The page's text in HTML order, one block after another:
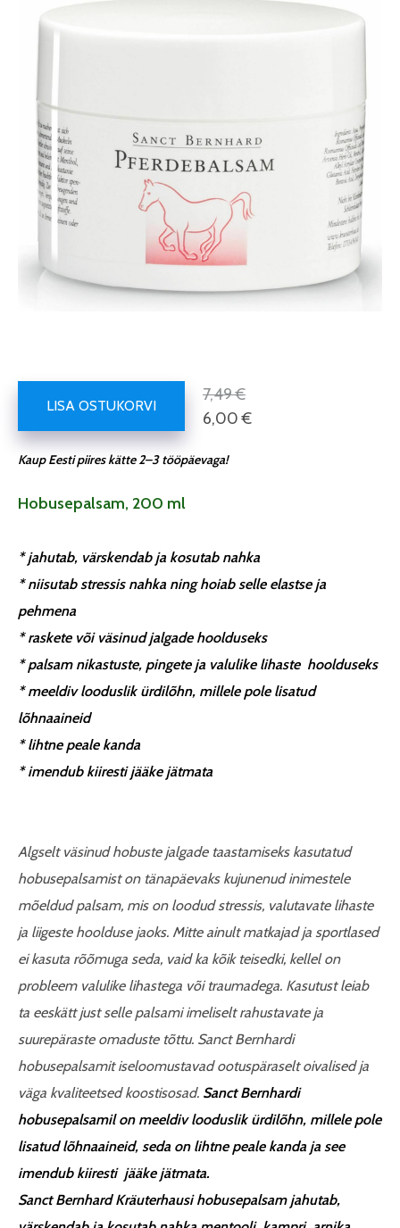
LISA OSTUKORVI
7,49 €
6,00 €
Kaup Eesti piires kätte 2–3 tööpäevaga!
Hobusepalsam, 200 ml
* jahutab, värskendab ja kosutab nahka
* niisutab stressis nahka ning hoiab selle elastse ja
pehmena
* raskete või väsinud jalgade hoolduseks
* palsam nikastuste, pingete ja valulike lihaste hoolduseks
* meeldiv looduslik ürdilõhn, millele pole lisatud
lõhnaaineid
* lihtne peale kanda
* imendub kiiresti jääke jätmata
Algselt väsinud hobuste jalgade taastamiseks kasutatud
hobusepalsamist on tänapäevaks kujunenud inimestele
mõeldud palsam, mis on loodud stressis, valutavate lihaste
ja liigeste hoolduse jaoks. Mitte ainult matkajad ja sportlased
ei kasuta rõõmuga seda, vaid ka kõik teisedki, kellel on
probleem valulike lihastega või traumadega. Kasutust leiab
ta eeskätt just selle palsami imeliselt rahustavate ja
suurepäraste omaduste tõttu. Sanct Bernhardi
hobusepalsamit iseloomustavad ootuspäraselt oivalised ja
väga kvaliteetsed koostisosad. Sanct Bernhardi
hobusepalsamil on meeldiv looduslik ürdilõhn, millele pole
lisatud lõhnaaineid, seda on lihtne peale kanda ja see
imendub kiiresti jääke jätmata.
Sanct Bernhard Kräuterhausi hobusepalsam jahutab,